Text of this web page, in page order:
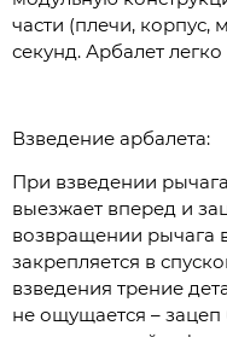
части (плечи, корпус,
секунд. Арбалет
Взведение арбалета:
При взведении
выезжает вперед и
возвращении рычага
закрепляется в
взведения трение
не ощущается – зацеп